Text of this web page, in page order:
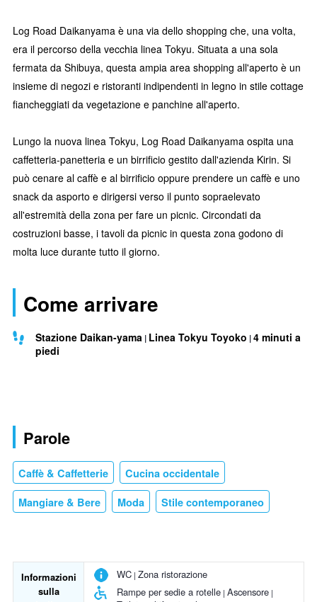
Log Road Daikanyama è una via dello shopping che, una volta,
era il percorso della vecchia linea Tokyu. Situata a una sola
fermata da Shibuya, questa ampia area shopping all'aperto è un
insieme di negozi e ristoranti indipendenti in legno in stile cottage
fiancheggiati da vegetazione e panchine all'aperto.
Lungo la nuova linea Tokyu, Log Road Daikanyama ospita una
caffetteria-panetteria e un birrificio gestito dall'azienda Kirin. Si
può cenare al caffè e al birrificio oppure prendere un caffè e uno
snack da asporto e dirigersi verso il punto sopraelevato
all'estremità della zona per fare un picnic. Circondati da
costruzioni basse, i tavoli da picnic in questa zona godono di
molta luce durante tutto il giorno.
Come arrivare
Stazione Daikan-yama Linea Tokyu Toyoko 4 minuti a
piedi
Parole
Caffè & Caffetterie Cucina occidentale
Mangiare & Bere Moda Stile contemporaneo
Informazioni
sulla
WC Zona ristorazione
Rampe per sedie a rotelle Ascensore